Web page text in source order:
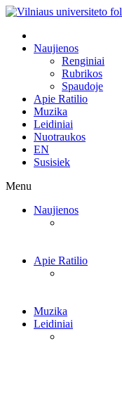
Naujienos
Renginiai
Rubrikos
Spaudoje
Apie Ratilio
Muzika
Leidiniai
Nuotraukos
EN
Susisiek
Menu
Naujienos
Apie Ratilio
Muzika
Leidiniai